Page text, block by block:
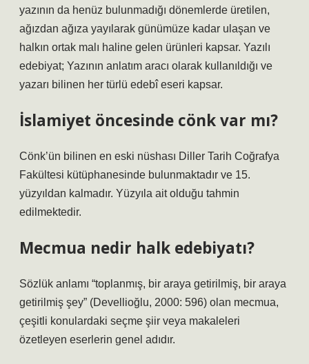
yazının da henüz bulunmadığı dönemlerde üretilen,
ağızdan ağıza yayılarak günümüze kadar ulaşan ve
halkın ortak malı haline gelen ürünleri kapsar. Yazılı
edebiyat; Yazının anlatım aracı olarak kullanıldığı ve
yazarı bilinen her türlü edebî eseri kapsar.
İslamiyet öncesinde cönk var mı?
Cönk’ün bilinen en eski nüshası Diller Tarih Coğrafya
Fakültesi kütüphanesinde bulunmaktadır ve 15.
yüzyıldan kalmadır. Yüzyıla ait olduğu tahmin
edilmektedir.
Mecmua nedir halk edebiyatı?
Sözlük anlamı “toplanmış, bir araya getirilmiş, bir araya
getirilmiş şey” (Devellioğlu, 2000: 596) olan mecmua,
çeşitli konulardaki seçme şiir veya makaleleri
özetleyen eserlerin genel adıdır.